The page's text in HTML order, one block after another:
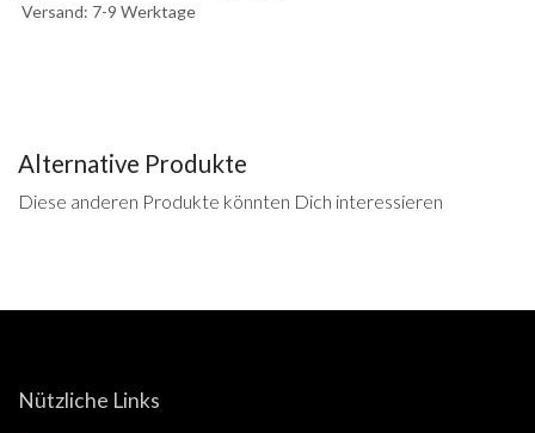
Versand: 7-9 Werktage
Alternative Produkte
Diese anderen Produkte könnten Dich interessieren
Nützliche Links